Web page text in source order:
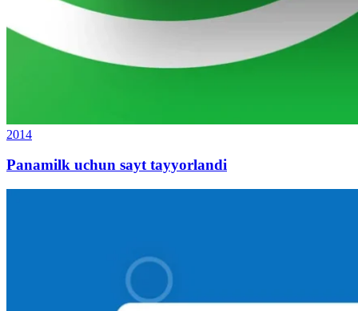
2014
Panamilk uchun sayt tayyorlandi